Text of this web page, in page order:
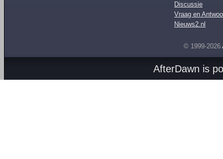
Discussie
Vraag en
Nieuws2.nl
© 1999-2026
AfterDawn is